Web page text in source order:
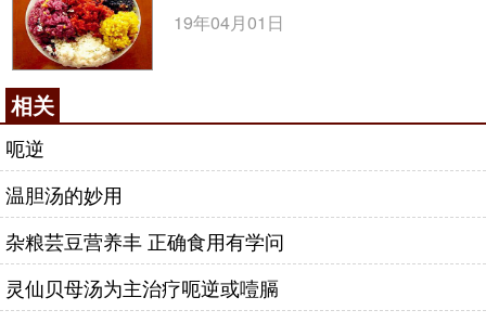
19年04月01日
相关
呃逆
温胆汤的妙用
杂粮芸豆营养丰 正确食用有学问
灵仙贝母汤为主治疗呃逆或噎膈